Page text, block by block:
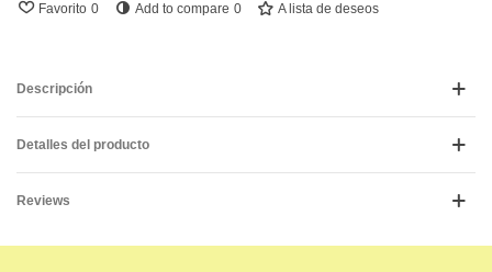
Favorito 0 Add to compare 0 A lista de deseos
Descripción
Detalles del producto
Reviews